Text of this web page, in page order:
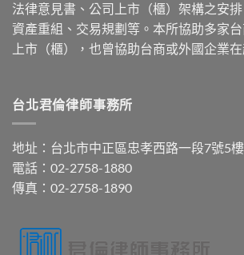
法律意見書、公司上市（櫃）架構之安
資產重組、交易規劃等。本所協助多家
上市（櫃），也曾協助台商或外國企業
台北君倫律師事務所
地址：台北市中正區忠孝西路一段7號5
電話：02-2758-1880
傳真：02-2758-1890